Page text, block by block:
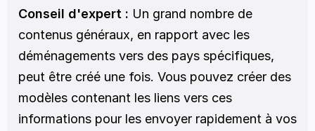
Conseil d'expert : Un grand nombre de
contenus généraux, en rapport avec les
déménagements vers des pays spécifiques,
peut être créé une fois. Vous pouvez créer des
modèles contenant les liens vers ces
informations pour les envoyer rapidement à vos